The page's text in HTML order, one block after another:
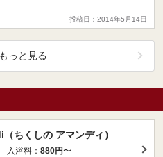
投稿日：2014年5月14日
っと見る
ちくしの アマンディ）
入浴料： 880円〜